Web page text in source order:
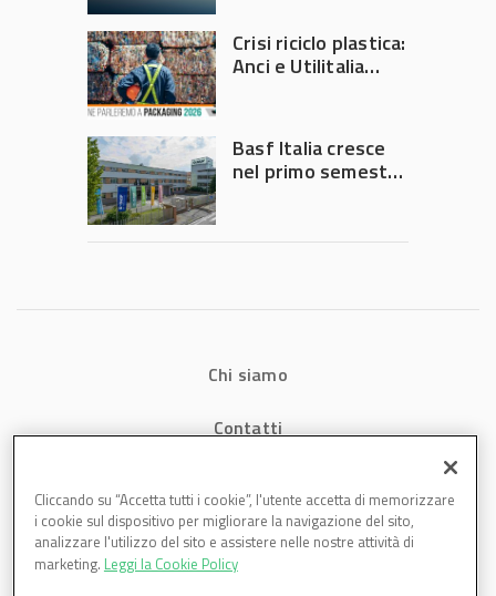
Crisi riciclo plastica:
Anci e Utilitalia
Governo
Basf Italia cresce
nel primo semestre
Chi siamo
Contatti
Cookies
Cliccando su “Accetta tutti i cookie”, l'utente accetta di memorizzare
i cookie sul dispositivo per migliorare la navigazione del sito,
analizzare l'utilizzo del sito e assistere nelle nostre attività di
marketing. Leggi la Cookie Policy